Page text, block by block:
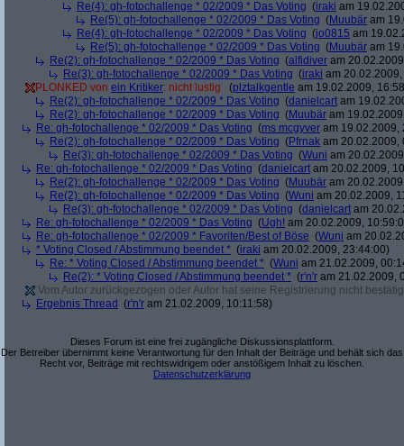
Re(4): gh-fotochallenge * 02/2009 * Das Voting (iraki am
Re(5): gh-fotochallenge * 02/2009 * Das Voting (Muubär am
Re(4): gh-fotochallenge * 02/2009 * Das Voting (jo0815 am
Re(5): gh-fotochallenge * 02/2009 * Das Voting (Muubär am
Re(2): gh-fotochallenge * 02/2009 * Das Voting (alfidiver am
Re(3): gh-fotochallenge * 02/2009 * Das Voting (iraki am
PLONKED von ein Kritiker: nicht lustig (plztalkgentle am 19.02.2009,
Re(2): gh-fotochallenge * 02/2009 * Das Voting (danielcart am
Re(2): gh-fotochallenge * 02/2009 * Das Voting (Muubär am
Re: gh-fotochallenge * 02/2009 * Das Voting (ms mcgyver am 19.02.2009,
Re(2): gh-fotochallenge * 02/2009 * Das Voting (Pfrnak am 20.02.2009,
Re(3): gh-fotochallenge * 02/2009 * Das Voting (Wuni am
Re: gh-fotochallenge * 02/2009 * Das Voting (danielcart am 20.02.2009,
Re(2): gh-fotochallenge * 02/2009 * Das Voting (Muubär am
Re(2): gh-fotochallenge * 02/2009 * Das Voting (Wuni am 20.02.2009,
Re(3): gh-fotochallenge * 02/2009 * Das Voting (danielcart am
Re: gh-fotochallenge * 02/2009 * Das Voting (Ugh! am 20.02.2009,
Re: gh-fotochallenge * 02/2009 * Favoriten/Best of Böse (Wuni am
* Voting Closed / Abstimmung beendet * (iraki am 20.02.2009, 23:44:00)
Re: * Voting Closed / Abstimmung beendet * (Wuni am 21.02.2009,
Re(2): * Voting Closed / Abstimmung beendet * (r'n'r am 21.02.2009,
Vom Autor zurückgezogen oder Autor hat seine Registrierung nicht
Ergebnis Thread (r'n'r am 21.02.2009, 10:11:58)
Dieses Forum ist eine frei zugängliche Diskussionsplattform.
Der Betreiber übernimmt keine Verantwortung für den Inhalt der Beiträge und behält sich das
Recht vor, Beiträge mit rechtswidrigem oder anstößigem Inhalt zu löschen.
Datenschutzerklärung